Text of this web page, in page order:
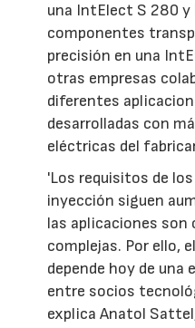
una IntElect S 280 y
componentes
precisión en una
otras empresas
diferentes
desarrolladas con
eléctricas del
'Los requisitos de
inyección siguen
las aplicaciones son
complejas. Por ello,
depende hoy de una
entre socios
explica Anatol